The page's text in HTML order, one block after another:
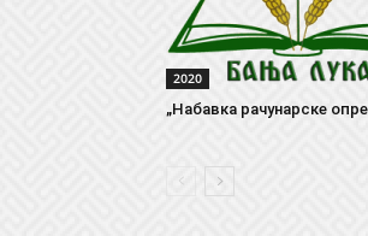
2020
„Набавка рачунарске